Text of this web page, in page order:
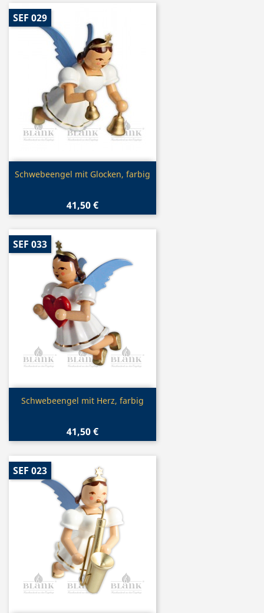
Vorschau
Schwebeengel mit Glocken, farbig
41,50 €
SEF 029
Vorschau
Schwebeengel mit Herz, farbig
41,50 €
SEF 033
SEF 023